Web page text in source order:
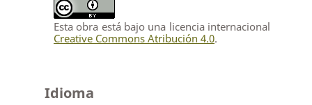
Esta obra está bajo una licencia internacional
Creative Commons Atribución 4.0.
Idioma